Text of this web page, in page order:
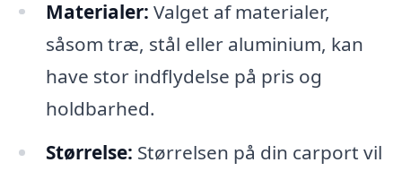
Materialer: Valget af materialer,
såsom træ, stål eller aluminium, kan
have stor indflydelse på pris og
holdbarhed.
Størrelse: Størrelsen på din carport vil